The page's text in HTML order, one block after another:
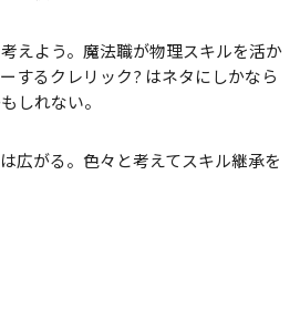
えよう。魔法職が物理スキルを活か
するクレリック? はネタにしかなら
しれない。
広がる。色々と考えてスキル継承を